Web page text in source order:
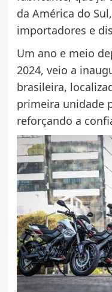
da América do
importadores e
Um ano e meio
2024, veio a
brasileira,
primeira unidade
reforçando a